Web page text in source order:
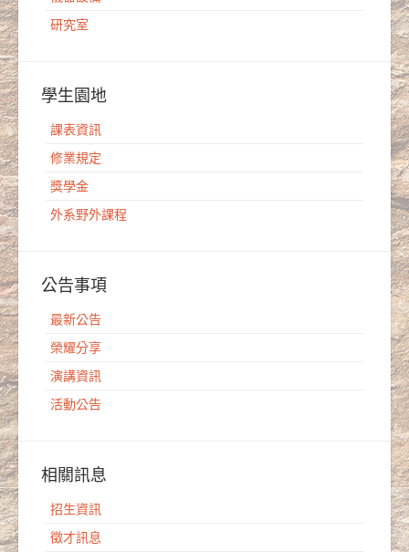
研究室
學生園地
課表資訊
修業規定
獎學金
外系野外課程
公告事項
最新公告
榮耀分享
演講資訊
活動公告
相關訊息
招生資訊
徵才訊息